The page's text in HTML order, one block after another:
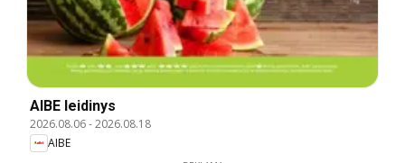
AIBE leidinys
2026.08.06-2026.08.18
AIBE